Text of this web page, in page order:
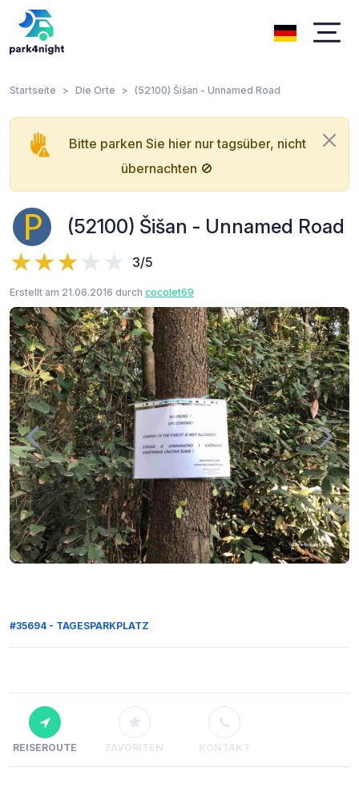
Startseite Die Orte (52100) Šišan - Unnamed Road
Bitte parken Sie hier nur tagsüber, nicht
übernachten 🚫
(52100) Šišan - Unnamed Road
3/5
Erstellt am 21.06.2016 durch cocolet69
#35694 - TAGESPARKPLATZ
REISEROUTE FAVORITEN KONTAKT